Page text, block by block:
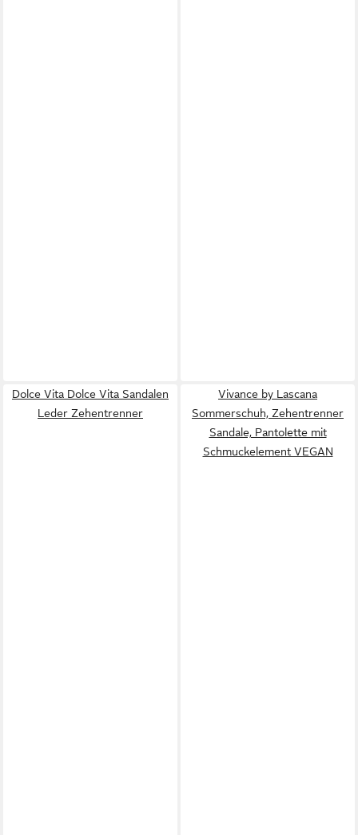
Dolce Vita Dolce Vita Sandalen
Leder Zehentrenner
Vivance by Lascana
Sommerschuh, Zehentrenner
Sandale, Pantolette mit
Schmuckelement VEGAN